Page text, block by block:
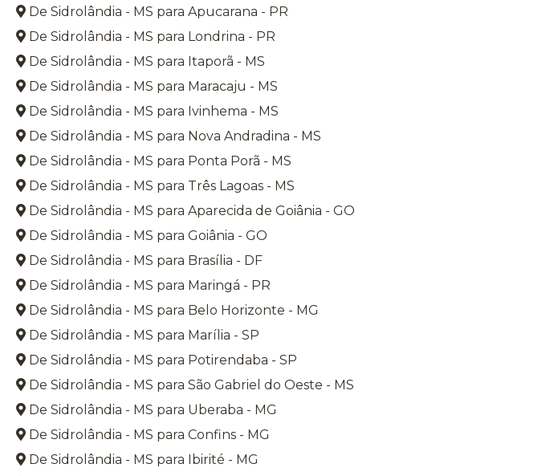
De Sidrolândia - MS para Apucarana - PR
De Sidrolândia - MS para Londrina - PR
De Sidrolândia - MS para Itaporã - MS
De Sidrolândia - MS para Maracaju - MS
De Sidrolândia - MS para Ivinhema - MS
De Sidrolândia - MS para Nova Andradina - MS
De Sidrolândia - MS para Ponta Porã - MS
De Sidrolândia - MS para Três Lagoas - MS
De Sidrolândia - MS para Aparecida de Goiânia - GO
De Sidrolândia - MS para Goiânia - GO
De Sidrolândia - MS para Brasília - DF
De Sidrolândia - MS para Maringá - PR
De Sidrolândia - MS para Belo Horizonte - MG
De Sidrolândia - MS para Marília - SP
De Sidrolândia - MS para Potirendaba - SP
De Sidrolândia - MS para São Gabriel do Oeste - MS
De Sidrolândia - MS para Uberaba - MG
De Sidrolândia - MS para Confins - MG
De Sidrolândia - MS para Ibirité - MG